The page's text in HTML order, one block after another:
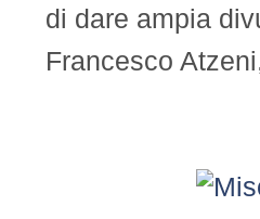
di dare ampia
Francesco